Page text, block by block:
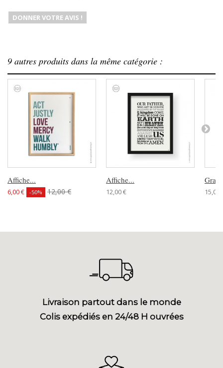
DONNER VOTRE AVIS !
9 autres produits dans la même catégorie :
Affiche...
6,00 € -50% 12,00 €
Affiche...
12,00 € 15,00
Livraison partout dans le monde
Colis expédiés en 24/48 H ouvrées